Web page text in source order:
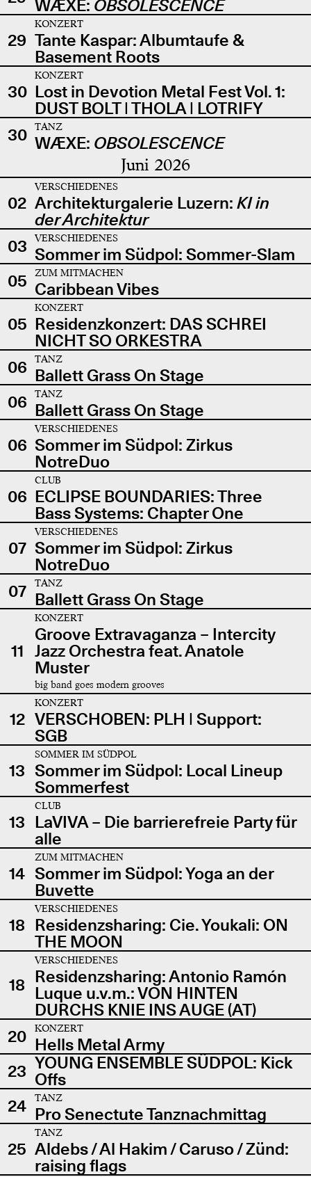
WÆXE: OBSOLESCENCE
29
KONZERT
Tante Kaspar: Albumtaufe &
Basement Roots
30
KONZERT
Lost in Devotion Metal Fest Vol. 1:
DUST BOLT | THOLA | LOTRIFY
30
TANZ
WÆXE: OBSOLESCENCE
Juni 2026
02
VERSCHIEDENES
Architekturgalerie Luzern: KI in
der Architektur
03
VERSCHIEDENES
Sommer im Südpol: Sommer-Slam
05
ZUM MITMACHEN
Caribbean Vibes
05
KONZERT
Residenzkonzert: DAS SCHREI
NICHT SO ORKESTRA
06
TANZ
Ballett Grass On Stage
06
TANZ
Ballett Grass On Stage
06
VERSCHIEDENES
Sommer im Südpol: Zirkus
NotreDuo
06
CLUB
ECLIPSE BOUNDARIES: Three
Bass Systems: Chapter One
07
VERSCHIEDENES
Sommer im Südpol: Zirkus
NotreDuo
07
TANZ
Ballett Grass On Stage
11
KONZERT
Groove Extravaganza – Intercity
Jazz Orchestra feat. Anatole
Muster
big band goes modern grooves
12
KONZERT
VERSCHOBEN: PLH | Support:
SGB
13
SOMMER IM SÜDPOL
Sommer im Südpol: Local Lineup
Sommerfest
13
CLUB
LaVIVA – Die barrierefreie Party für
alle
14
ZUM MITMACHEN
Sommer im Südpol: Yoga an der
Buvette
18
VERSCHIEDENES
Residenzsharing: Cie. Youkali: ON
THE MOON
18
VERSCHIEDENES
Residenzsharing: Antonio Ramón
Luque u.v.m.: VON HINTEN
DURCHS KNIE INS AUGE (AT)
20
KONZERT
Hells Metal Army
23 YOUNG ENSEMBLE SÜDPOL: Kick
Offs
24
TANZ
Pro Senectute Tanznachmittag
25
TANZ
Aldebs / Al Hakim / Caruso / Zünd:
raising flags